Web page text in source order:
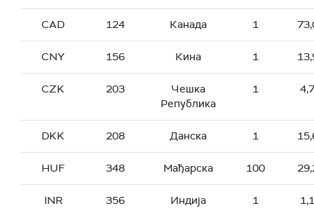
CAD 124 Канада 1
CNY 156 Кина 1
CZK 203
Чешка
Република
1
DKK 208 Данска 1
HUF 348 Мађарска 100
INR 356 Индија 1